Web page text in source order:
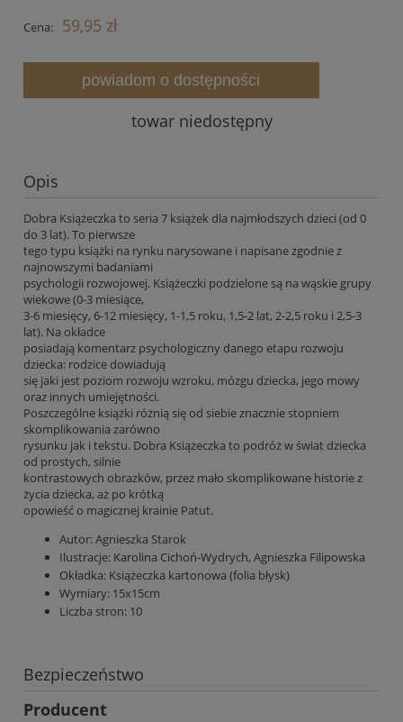
Cena: 59,95 zł
powiadom o dostępności
towar niedostępny
Opis
Dobra Książeczka to seria 7 książek dla najmłodszych dzieci (od 0
do 3 lat). To pierwsze
tego typu książki na rynku narysowane i napisane zgodnie z
najnowszymi badaniami
psychologii rozwojowej. Książeczki podzielone są na wąskie grupy
wiekowe (0-3 miesiące,
3-6 miesięcy, 6-12 miesięcy, 1-1,5 roku, 1,5-2 lat, 2-2,5 roku i 2,5-3
lat). Na okładce
posiadają komentarz psychologiczny danego etapu rozwoju
dziecka: rodzice dowiadują
się jaki jest poziom rozwoju wzroku, mózgu dziecka, jego mowy
oraz innych umiejętności.
Poszczególne książki różnią się od siebie znacznie stopniem
skomplikowania zarówno
rysunku jak i tekstu. Dobra Książeczka to podróż w świat dziecka
od prostych, silnie
kontrastowych obrazków, przez mało skomplikowane historie z
życia dziecka, aż po krótką
opowieść o magicznej krainie Patut.
Autor:Agnieszka Starok
Ilustracje: Karolina Cichoń-Wydrych, Agnieszka Filipowska
Okładka: Książeczka kartonowa (folia błysk)
Wymiary: 15x15cm
Liczba stron: 10
Bezpieczeństwo
Producent